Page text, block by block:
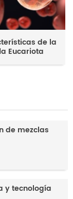
de la
Eucariota
de mezclas
y tecnología